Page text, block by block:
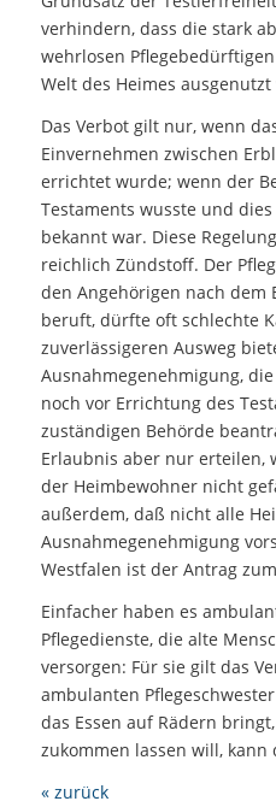
verhindern, dass die stark
wehrlosen
Welt des Heimes
Das Verbot gilt nur, wenn
Einvernehmen zwischen
errichtet wurde; wenn der
Testaments wusste und
bekannt war. Diese
reichlich Zündstoff. Der
den Angehörigen nach dem
beruft, dürfte oft schlechte
zuverlässigeren Ausweg
Ausnahmegenehmigung,
noch vor Errichtung des
zuständigen Behörde
Erlaubnis aber nur erteilen,
der Heimbewohner nicht
außerdem, daß nicht alle
Ausnahmegenehmigung
Westfalen ist der Antrag
Einfacher haben es
Pflegedienste, die alte
versorgen: Für sie gilt das
ambulanten
das Essen auf Rädern
zukommen lassen will,
« zurück